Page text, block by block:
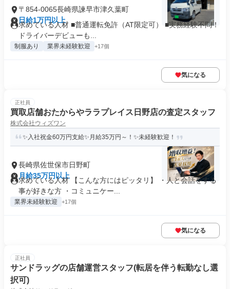
〒854-0065長崎県諫早市津久葉町
日給1万円以上
求めている人材 ■普通運転免許（AT限定可） ■実務経験不問！
ドライバーデビューも...
制服あり 業界未経験歓迎 +17個
気になる
正社員
買取店舗おたからやララプレイス日野店の査定スタッフ
株式会社ウィズワン
✨入社祝金60万円支給✨月給35万円～！✨未経験歓迎！
長崎県佐世保市日野町
月給35万円以上
求めている人材 【こんな方にはピッタリ】 ・人と会話をする
事が好きな方 ・コミュニケー...
業界未経験歓迎 +17個
気になる
正社員
サンドラッグの店舗運営スタッフ(転居を伴う転勤なし選
択可)